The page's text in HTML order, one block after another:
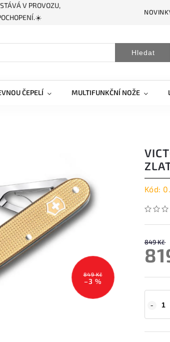
V PROVOZU,
Hledat
ČEPELÍ MULTIFUNKČNÍ NOŽE
849 Kč
–3 %
Kód:
849 Kč